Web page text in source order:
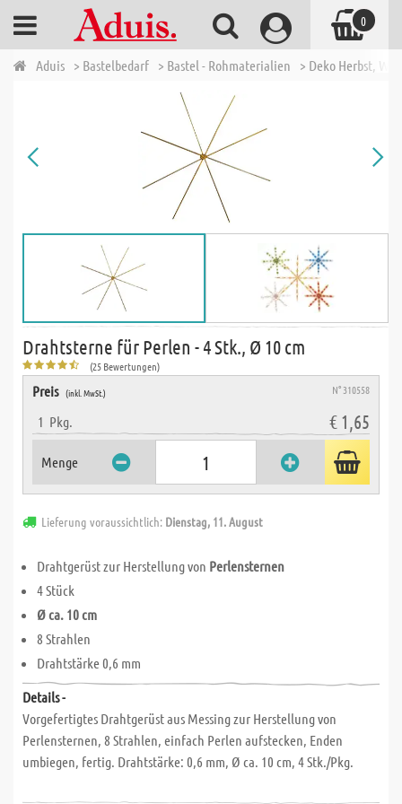
Aduis > Bastelbedarf > Bastel - Rohmaterialien > Deko Herbst,
Drahtsterne für Perlen - 4 Stk., Ø 10 cm
(25 Bewertungen)
Preis (inkl. MwSt.) N° 310558
1 Pkg. € 1,65
Menge
Lieferung voraussichtlich: Dienstag, 11. August
Drahtgerüst zur Herstellung von Perlensternen
4 Stück
Ø ca. 10 cm
8 Strahlen
Drahtstärke 0,6 mm
Details -
Vorgefertigtes Drahtgerüst aus Messing zur Herstellung von
Perlensternen, 8 Strahlen, einfach Perlen aufstecken, Enden
umbiegen, fertig. Drahtstärke: 0,6 mm, Ø ca. 10 cm, 4 Stk./Pkg.
0